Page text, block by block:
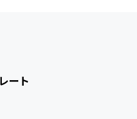
ート